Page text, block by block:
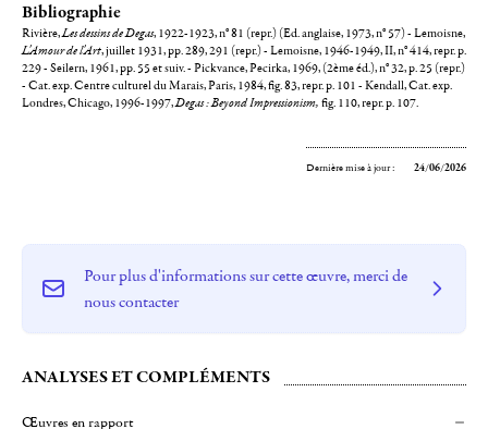
Bibliographie
Rivière,Les dessins de Degas, 1922-1923, n° 81 (repr.) (Ed. anglaise, 1973, n° 57) - Lemoisne,
L'Amour de l'Art, juillet 1931, pp. 289, 291 (repr.) - Lemoisne, 1946-1949, II, n° 414, repr. p.
229 - Seilern, 1961, pp. 55 et suiv. - Pickvance, Pecirka, 1969, (2ème éd.), n° 32, p. 25 (repr.)
- Cat. exp. Centre culturel du Marais, Paris, 1984, fig. 83, repr. p. 101 - Kendall, Cat. exp.
Londres, Chicago, 1996-1997,Degas : Beyond Impressionism, fig. 110, repr. p. 107.
Dernière mise à jour : 24/06/2026
Pour plus d'informations sur cette œuvre, merci de
nous contacter
ANALYSES ET COMPLÉMENTS
Œuvres en rapport